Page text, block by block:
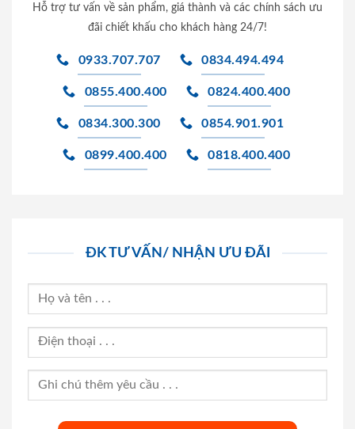
Hỗ trợ tư vấn về sản phẩm, giá thành và các chính sách ưu
đãi chiết khấu cho khách hàng 24/7!
0933.707.707 0834.494.494
0855.400.400 0824.400.400
0834.300.300 0854.901.901
0899.400.400 0818.400.400
ĐK TƯ VẤN/ NHẬN ƯU ĐÃI